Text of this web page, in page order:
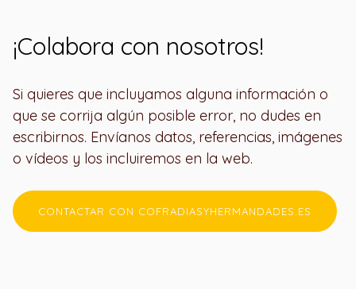
¡Colabora con nosotros!
Si quieres que incluyamos alguna información o
que se corrija algún posible error, no dudes en
escribirnos. Envíanos datos, referencias, imágenes
o vídeos y los incluiremos en la web.
CONTACTAR CON COFRADIASYHERMANDADES.ES